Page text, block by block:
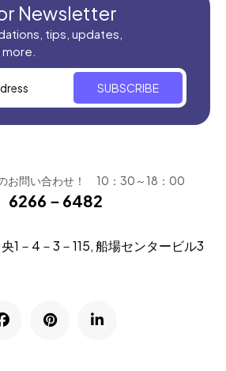
Newsletter
tips, updates,
SUBSCRIBE
お問い合わせ！ 10：30～18：00
6266－6482
1－4－3－115, 船場センタービル3